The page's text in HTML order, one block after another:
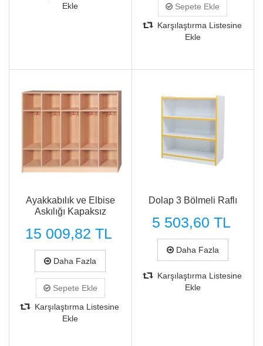
Ekle
Sepete Ekle
Karşılaştırma Listesine
Ekle
Ayakkabılık ve Elbise
Askılığı Kapaksız
15 009,82 TL
Daha Fazla
Sepete Ekle
Karşılaştırma Listesine
Ekle
Dolap 3 Bölmeli Raflı
5 503,60 TL
Daha Fazla
Karşılaştırma Listesine
Ekle